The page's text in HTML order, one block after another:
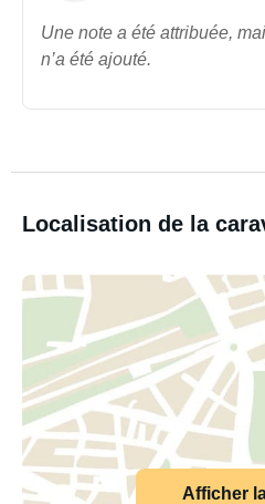
Une note a été attribuée,
n’a été ajouté.
Localisation de la
Afficher